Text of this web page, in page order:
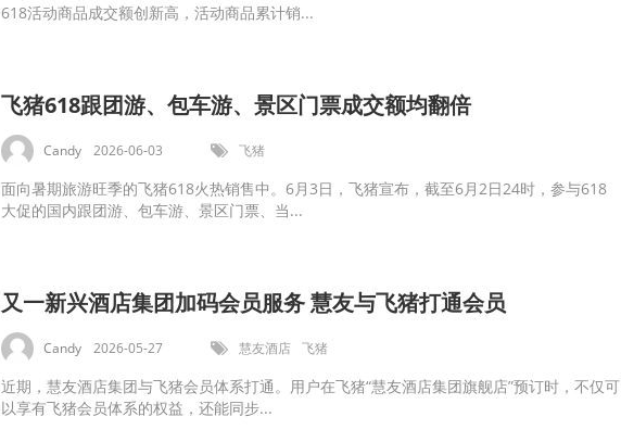
618活动商品成交额创新高，活动商品累计销...
飞猪618跟团游、包车游、景区门票成交额均翻倍
Candy 2026-06-03 飞猪
面向暑期旅游旺季的飞猪618火热销售中。6月3日，飞猪宣布，截至6月2日24时，参与618
大促的国内跟团游、包车游、景区门票、当...
又一新兴酒店集团加码会员服务 慧友与飞猪打通会员
Candy 2026-05-27 慧友酒店 飞猪
近期，慧友酒店集团与飞猪会员体系打通。用户在飞猪“慧友酒店集团旗舰店”预订时，不仅可
以享有飞猪会员体系的权益，还能同步...